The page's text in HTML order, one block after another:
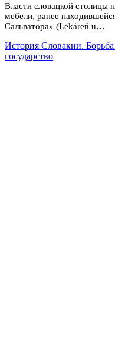
Власти словацкой столицы
мебели, ранее
Сальватора» (Lekáreň u…
История Словакии. Борьба
государство